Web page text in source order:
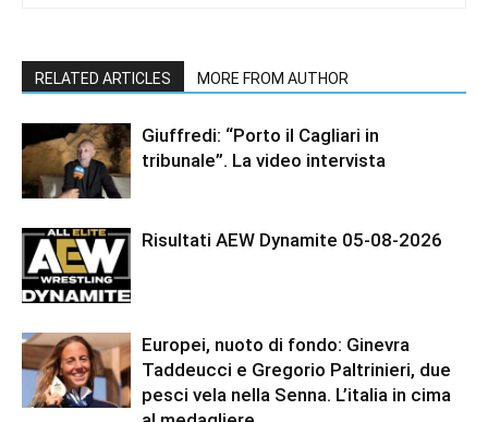
RELATED ARTICLES MORE FROM AUTHOR
Giuffredi: “Porto il Cagliari in
tribunale”. La video intervista
Risultati AEW Dynamite 05-08-2026
Europei, nuoto di fondo: Ginevra
Taddeucci e Gregorio Paltrinieri, due
pesci vela nella Senna. L’italia in cima